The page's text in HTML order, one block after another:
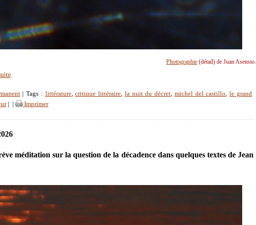
Photographie(détail) de Juan Asensio.
| Tags : littérature,critique littéraire, la nuit du décret, michel del castillo,le grand
| Imprimer
méditation sur la question de la décadence dans quelques textes de Jean